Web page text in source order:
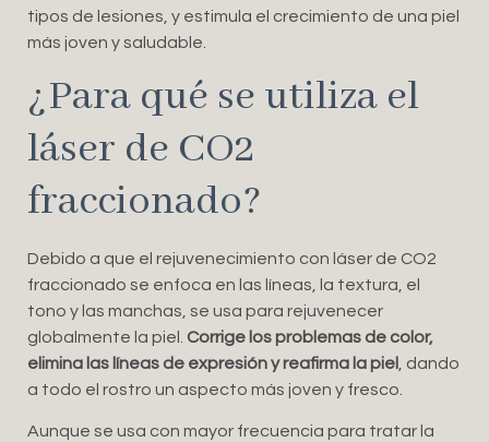
tipos de lesiones, y estimula el crecimiento de una piel
más joven y saludable.
¿Para qué se utiliza el
láser de CO2
fraccionado?
Debido a que el rejuvenecimiento con láser de CO2
fraccionado se enfoca en las líneas, la textura, el
tono y las manchas, se usa para rejuvenecer
globalmente la piel. Corrige los problemas de color,
elimina las líneas de expresión y reafirma la piel
, dando
a todo el rostro un aspecto más joven y fresco.
Aunque se usa con mayor frecuencia para tratar la